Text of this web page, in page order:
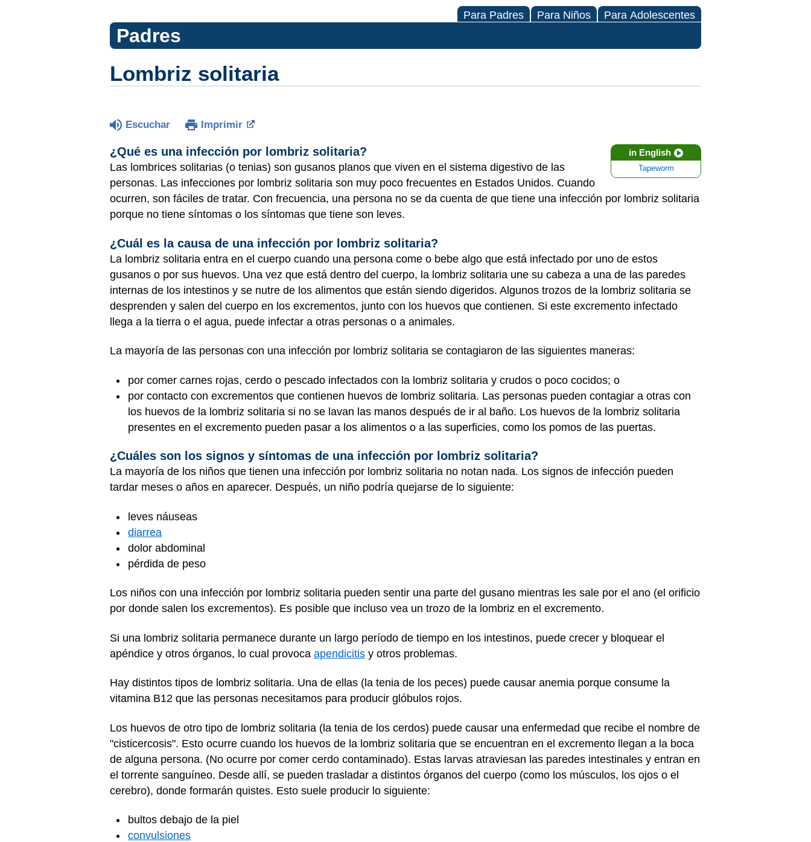
Para Padres Para Niños Para Adolescentes
Padres
Lombriz solitaria
Escuchar Imprimir
in English
Tapeworm
¿Qué es una infección por lombriz solitaria?
Las lombrices solitarias (o tenias) son gusanos planos que viven en el sistema digestivo de las
personas. Las infecciones por lombriz solitaria son muy poco frecuentes en Estados Unidos. Cuando
ocurren, son fáciles de tratar. Con frecuencia, una persona no se da cuenta de que tiene una infección por lombriz solitaria
porque no tiene síntomas o los síntomas que tiene son leves.
¿Cuál es la causa de una infección por lombriz solitaria?
La lombriz solitaria entra en el cuerpo cuando una persona come o bebe algo que está infectado por uno de estos
gusanos o por sus huevos. Una vez que está dentro del cuerpo, la lombriz solitaria une su cabeza a una de las paredes
internas de los intestinos y se nutre de los alimentos que están siendo digeridos. Algunos trozos de la lombriz solitaria se
desprenden y salen del cuerpo en los excrementos, junto con los huevos que contienen. Si este excremento infectado
llega a la tierra o el agua, puede infectar a otras personas o a animales.
La mayoría de las personas con una infección por lombriz solitaria se contagiaron de las siguientes maneras:
por comer carnes rojas, cerdo o pescado infectados con la lombriz solitaria y crudos o poco cocidos; o
por contacto con excrementos que contienen huevos de lombriz solitaria. Las personas pueden contagiar a otras con
los huevos de la lombriz solitaria si no se lavan las manos después de ir al baño. Los huevos de la lombriz solitaria
presentes en el excremento pueden pasar a los alimentos o a las superficies, como los pomos de las puertas.
¿Cuáles son los signos y síntomas de una infección por lombriz solitaria?
La mayoría de los niños que tienen una infección por lombriz solitaria no notan nada. Los signos de infección pueden
tardar meses o años en aparecer. Después, un niño podría quejarse de lo siguiente:
leves náuseas
diarrea
dolor abdominal
pérdida de peso
Los niños con una infección por lombriz solitaria pueden sentir una parte del gusano mientras les sale por el ano (el orificio
por donde salen los excrementos). Es posible que incluso vea un trozo de la lombriz en el excremento.
Si una lombriz solitaria permanece durante un largo período de tiempo en los intestinos, puede crecer y bloquear el
apéndice y otros órganos, lo cual provoca apendicitis y otros problemas.
Hay distintos tipos de lombriz solitaria. Una de ellas (la tenia de los peces) puede causar anemia porque consume la
vitamina B12 que las personas necesitamos para producir glóbulos rojos.
Los huevos de otro tipo de lombriz solitaria (la tenia de los cerdos) puede causar una enfermedad que recibe el nombre de
"cisticercosis". Esto ocurre cuando los huevos de la lombriz solitaria que se encuentran en el excremento llegan a la boca
de alguna persona. (No ocurre por comer cerdo contaminado). Estas larvas atraviesan las paredes intestinales y entran en
el torrente sanguíneo. Desde allí, se pueden trasladar a distintos órganos del cuerpo (como los músculos, los ojos o el
cerebro), donde formarán quistes. Esto suele producir lo siguiente:
bultos debajo de la piel
convulsiones